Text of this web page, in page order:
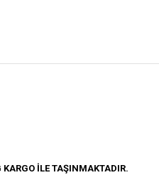
İLE TAŞINMAKTADIR.